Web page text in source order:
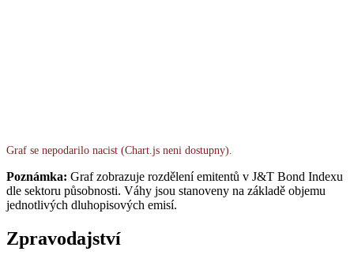
Graf se nepodarilo nacist (Chart.js neni dostupny).
Poznámka: Graf zobrazuje rozdělení emitentů v J&T Bond Indexu
dle sektoru působnosti. Váhy jsou stanoveny na základě objemu
jednotlivých dluhopisových emisí.
Zpravodajství